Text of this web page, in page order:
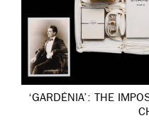
‘GARDÉNIA’: THE